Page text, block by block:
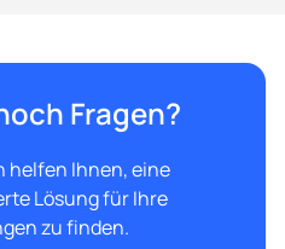
Fragen?
helfen Ihnen, eine
Lösung für Ihre
zu finden.